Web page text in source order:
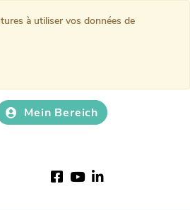
Mein Bereich
Facebook
YoutubeLinkedIn
à utiliser vos données de